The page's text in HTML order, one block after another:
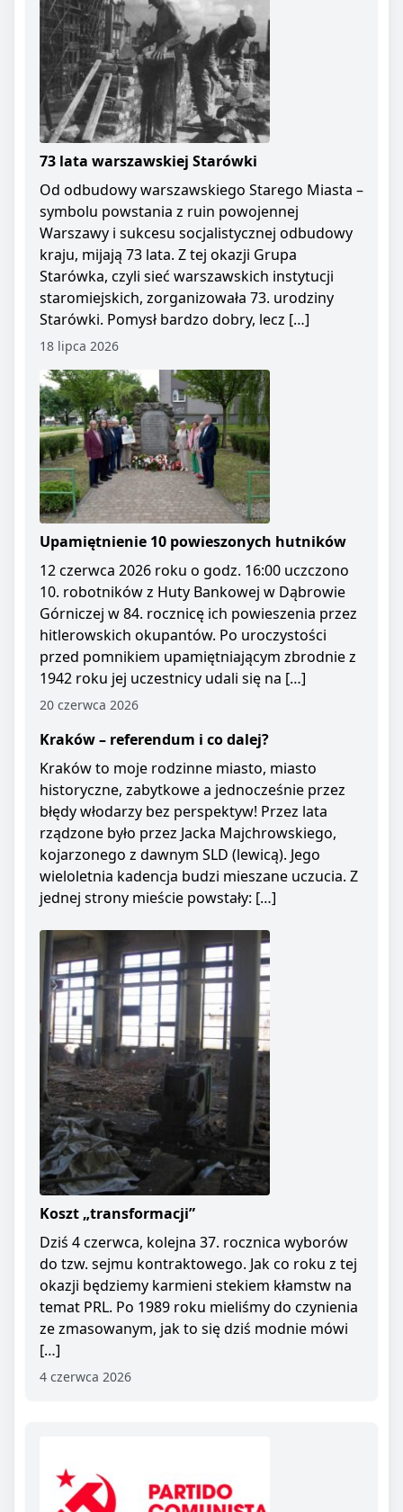
73 lata warszawskiej Starówki
Od odbudowy warszawskiego Starego Miasta –
symbolu powstania z ruin powojennej
Warszawy i sukcesu socjalistycznej odbudowy
kraju, mijają 73 lata. Z tej okazji Grupa
Starówka, czyli sieć warszawskich instytucji
staromiejskich, zorganizowała 73. urodziny
Starówki. Pomysł bardzo dobry, lecz […]
18 lipca 2026
Upamiętnienie 10 powieszonych hutników
12 czerwca 2026 roku o godz. 16:00 uczczono
10. robotników z Huty Bankowej w Dąbrowie
Górniczej w 84. rocznicę ich powieszenia przez
hitlerowskich okupantów. Po uroczystości
przed pomnikiem upamiętniającym zbrodnie z
1942 roku jej uczestnicy udali się na […]
20 czerwca 2026
Kraków – referendum i co dalej?
Kraków to moje rodzinne miasto, miasto
historyczne, zabytkowe a jednocześnie przez
błędy włodarzy bez perspektyw! Przez lata
rządzone było przez Jacka Majchrowskiego,
kojarzonego z dawnym SLD (lewicą). Jego
wieloletnia kadencja budzi mieszane uczucia. Z
jednej strony mieście powstały: […]
Koszt „transformacji”
Dziś 4 czerwca, kolejna 37. rocznica wyborów
do tzw. sejmu kontraktowego. Jak co roku z tej
okazji będziemy karmieni stekiem kłamstw na
temat PRL. Po 1989 roku mieliśmy do czynienia
ze zmasowanym, jak to się dziś modnie mówi
[…]
4 czerwca 2026